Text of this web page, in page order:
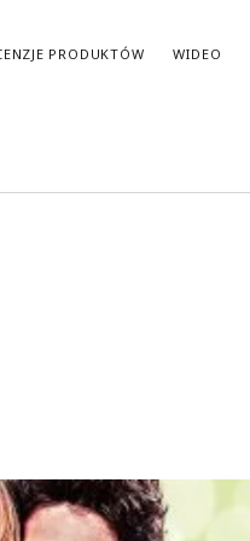
PRODUKTÓW WIDEO